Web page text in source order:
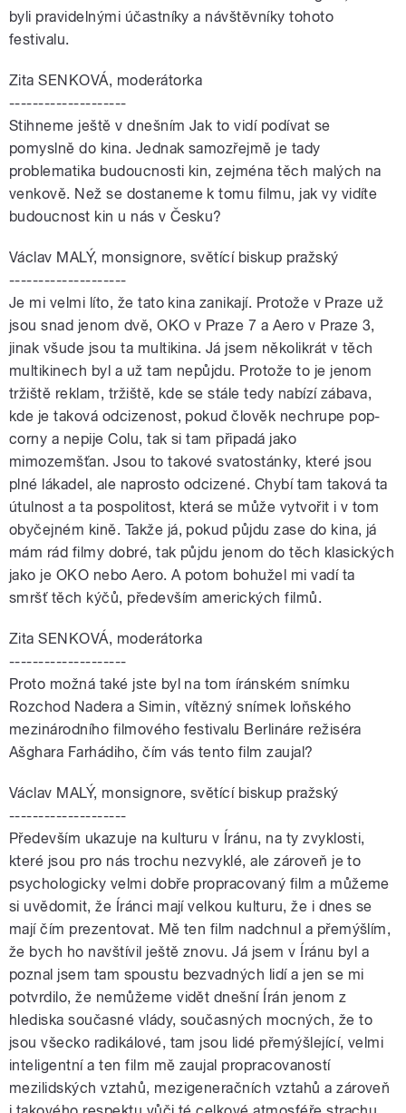
byli pravidelnými účastníky a návštěvníky tohoto
festivalu.
Zita SENKOVÁ, moderátorka
--------------------
Stihneme ještě v dnešním Jak to vidí podívat se
pomyslně do kina. Jednak samozřejmě je tady
problematika budoucnosti kin, zejména těch malých na
venkově. Než se dostaneme k tomu filmu, jak vy vidíte
budoucnost kin u nás v Česku?
Václav MALÝ, monsignore, světící biskup pražský
--------------------
Je mi velmi líto, že tato kina zanikají. Protože v Praze už
jsou snad jenom dvě, OKO v Praze 7 a Aero v Praze 3,
jinak všude jsou ta multikina. Já jsem několikrát v těch
multikinech byl a už tam nepůjdu. Protože to je jenom
tržiště reklam, tržiště, kde se stále tedy nabízí zábava,
kde je taková odcizenost, pokud člověk nechrupe pop-
corny a nepije Colu, tak si tam připadá jako
mimozemšťan. Jsou to takové svatostánky, které jsou
plné lákadel, ale naprosto odcizené. Chybí tam taková ta
útulnost a ta pospolitost, která se může vytvořit i v tom
obyčejném kině. Takže já, pokud půjdu zase do kina, já
mám rád filmy dobré, tak půjdu jenom do těch klasických
jako je OKO nebo Aero. A potom bohužel mi vadí ta
smršť těch kýčů, především amerických filmů.
Zita SENKOVÁ, moderátorka
--------------------
Proto možná také jste byl na tom íránském snímku
Rozchod Nadera a Simin, vítězný snímek loňského
mezinárodního filmového festivalu Berlináre režiséra
Ašghara Farhádiho, čím vás tento film zaujal?
Václav MALÝ, monsignore, světící biskup pražský
--------------------
Především ukazuje na kulturu v Íránu, na ty zvyklosti,
které jsou pro nás trochu nezvyklé, ale zároveň je to
psychologicky velmi dobře propracovaný film a můžeme
si uvědomit, že Íránci mají velkou kulturu, že i dnes se
mají čím prezentovat. Mě ten film nadchnul a přemýšlím,
že bych ho navštívil ještě znovu. Já jsem v Íránu byl a
poznal jsem tam spoustu bezvadných lidí a jen se mi
potvrdilo, že nemůžeme vidět dnešní Írán jenom z
hlediska současné vlády, současných mocných, že to
jsou všecko radikálové, tam jsou lidé přemýšlející, velmi
inteligentní a ten film mě zaujal propracovaností
mezilidských vztahů, mezigeneračních vztahů a zároveň